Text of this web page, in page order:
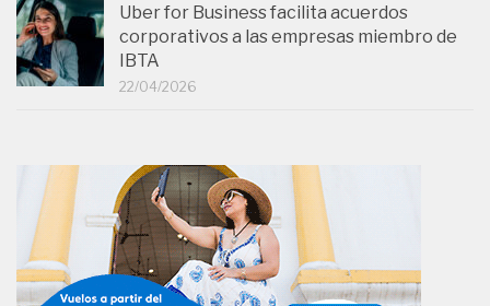
Uber for Business facilita acuerdos
corporativos a las empresas miembro de
IBTA
22/04/2026